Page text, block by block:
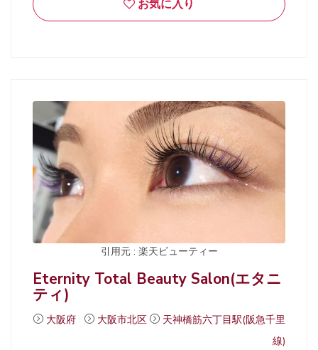
お気に入り
引用元 : 楽天ビューティー
Eternity Total Beauty Salon(エタニ
ティ)
大阪府 大阪市北区
天神橋筋六丁目駅(阪急千里
線)